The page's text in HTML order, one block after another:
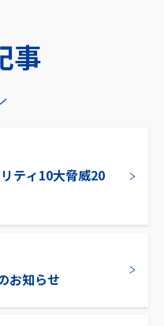
事
ティ10大脅威20
お知らせ